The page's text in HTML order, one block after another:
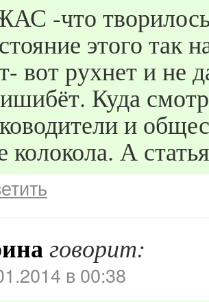
-что
этого так
вот рухнет и не
Куда
и
колокола. А
говорит:
в 00:38